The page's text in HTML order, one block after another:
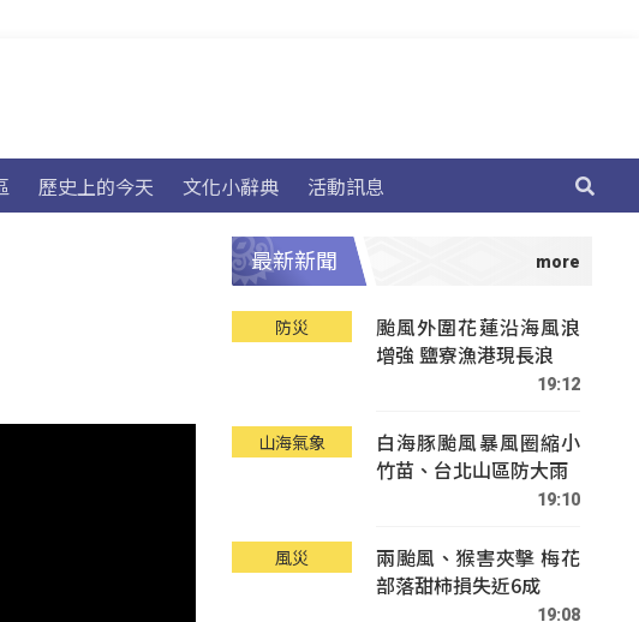
歷史上的今天 文化小辭典 活動訊息
最新新聞
防災
颱風外圍花蓮沿海風浪
增強 鹽寮漁港現長浪
19:12
山海氣象
白海豚颱風暴風圈縮小
竹苗、台北山區防大雨
19:10
風災
兩颱風、猴害夾擊 梅花
部落甜柿損失近6成
19:08